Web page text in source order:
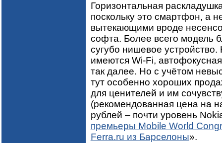
Горизонтальная
поскольку это смартфон, а
вытекающими вроде
софта. Более всего модель
сугубо нишевое
имеются Wi-Fi,
так далее. Но с учётом
тут особенно хороших
для ценителей и им
(рекомендованная цена на
рублей – почти уровень
премьеры Mobile World
Ferra.ru из Барселоны».